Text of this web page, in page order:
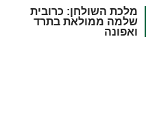
מלכת השולחן: כרובית
שלמה ממולאת בתרד
ואפונה